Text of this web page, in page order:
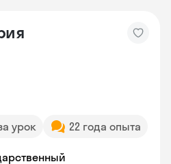
урок 22 года опыта